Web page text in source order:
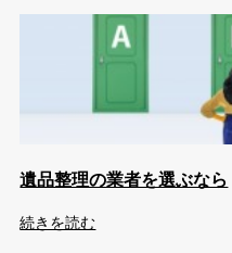
遺品整理の業者を選ぶなら
続きを読む